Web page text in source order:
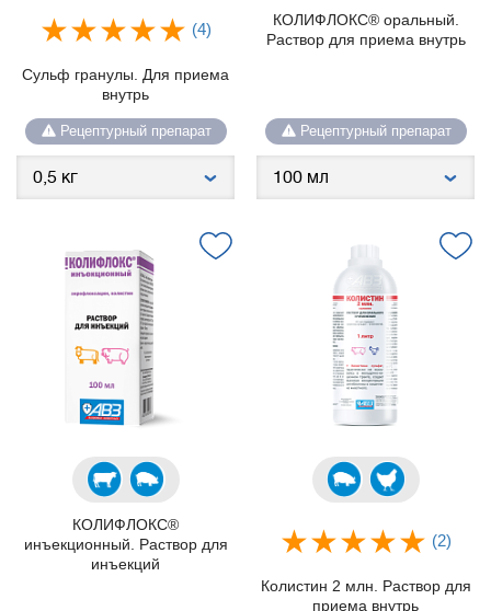
(4)
Сульф гранулы. Для приема
внутрь
Рецептурный препарат
КОЛИФЛОКС® оральный.
Раствор для приема внутрь
Рецептурный препарат
КОЛИФЛОКС®
инъекционный. Раствор для
инъекций
(2)
Колистин 2 млн. Раствор для
приема внутрь